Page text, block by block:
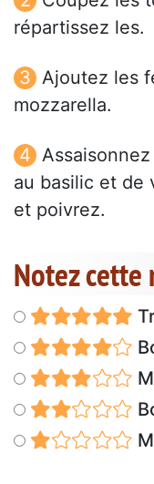
répartissez les.
Ajoutez les
mozzarella.
au basilic et de
et poivrez.
Notez cette